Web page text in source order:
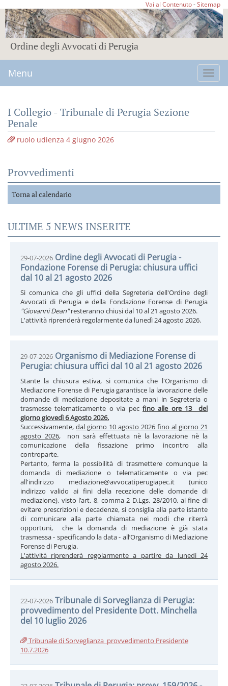
Vai al Contenuto-Sitemap
Ordine degli Avvocati di Perugia
Menu
I Collegio - Tribunale di Perugia Sezione
Penale
ruolo udienza 4 giugno 2026
Provvedimenti
Torna al calendario
ULTIME 5 NEWS INSERITE
29-07-2026 Ordine degli Avvocati di Perugia -
Fondazione Forense di Perugia: chiusura uffici
dal 10 al 21 agosto 2026
Si comunica che gli uffici della Segreteria dell'Ordine degli
Avvocati di Perugia e della Fondazione Forense di Perugia
"Giovanni Dean"resteranno chiusi dal 10 al 21 agosto 2026.
L'attività riprenderà regolarmente da lunedì 24 agosto 2026.
29-07-2026 Organismo di Mediazione Forense di
Perugia: chiusura uffici dal 10 al 21 agosto 2026
Stante la chiusura estiva, si comunica che l'Organismo di
Mediazione Forense di Perugia garantisce la lavorazione delle
domande di mediazione depositate a mani in Segreteria o
trasmesse telematicamente o via pec fino alle ore 13 del
giorno giovedì 6 Agosto 2026.
Successivamente, dal giorno 10 agosto 2026 fino al giorno 21
agosto 2026, non sarà effettuata nè la lavorazione nè la
comunicazione della fissazione primo incontro alla
controparte.
Pertanto, ferma la possibilità di trasmettere comunque la
domanda di mediazione o telematicamente o via pec
all'indirizzo mediazione@avvocatiperugiapec.it (unico
indirizzo valido ai fini della recezione delle domande di
mediazione), visto l’art. 8, comma 2 D.Lgs. 28/2010, al fine di
evitare prescrizioni e decadenze, si consiglia alla parte istante
di comunicare alla parte chiamata nei modi che riterrà
opportuni, che la domanda di mediazione è già stata
trasmessa - specificando la data - all’Organismo di Mediazione
Forense di Perugia.
L'attività riprenderà regolarmente a partire da lunedì 24
agosto 2026.
22-07-2026 Tribunale di Sorveglianza di Perugia:
provvedimento del Presidente Dott. Minchella
del 10 luglio 2026
Tribunale di Sorveglianza_provvedimento Presidente
10.7.2026